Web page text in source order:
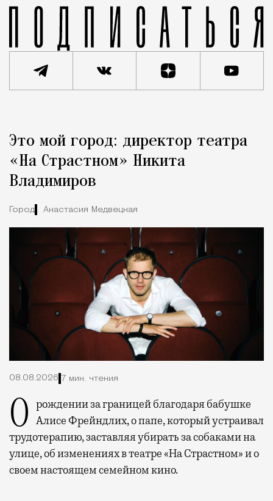
Город
Это мой город: директор театра
«На Страстном» Никита
Владимиров
Город Анастасия Медвецкая
08.08.2026 7 мин. чтения
О рождении за границей благодаря бабушке Алисе Фрейндлих, о папе, который устраивал
трудотерапию, заставляя убирать за собаками на
улице, об изменениях в театре «На Страстном» и о
своем настоящем семейном кино.